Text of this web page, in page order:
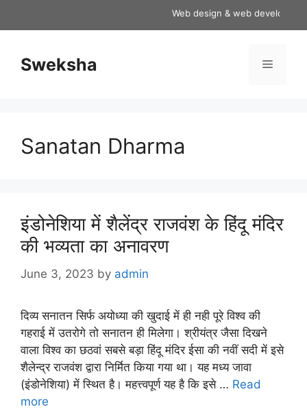
Web design & web development
Sweksha Menu
Sanatan Dharma
इंडोनेशिया में शैलेंद्र राजवंश के हिंदू मंदिर
की भव्यता का अनावरण
June 3, 2023 by admin
दिव्य सनातन सिर्फ अयोध्या की खुदाई में ही नही पूरे विश्व की
गहराई में उतरोगे तो सनातन ही मिलेगा। श्रीयंत्र जैसा दिखने
वाला विश्व का छठवां सबसे बड़ा हिंदू मंदिर ईसा की नवीं सदी में इसे
शैलेन्द्र राजवंश द्वारा निर्मित किया गया था। यह मध्य जावा
(इंडोनेशिया) में स्थित है। महत्त्वपूर्ण यह है कि इसे … Read
more